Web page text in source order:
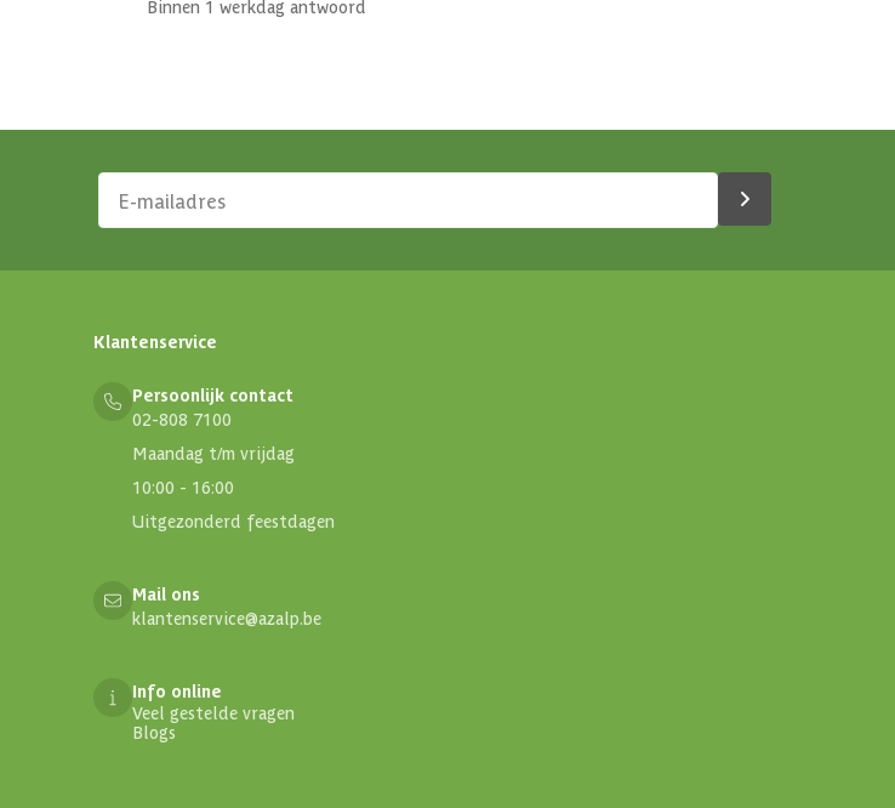
Binnen 1 werkdag antwoord
Klantenservice
Persoonlijk contact
02-808 7100
Maandag t/m vrijdag
10:00 - 16:00
Uitgezonderd feestdagen
Mail ons
klantenservice@azalp.be
Info online
Veel gestelde vragen
Blogs